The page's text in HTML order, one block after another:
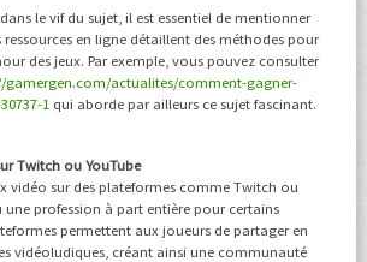
le vif du sujet, il est essentiel de mentionner
ressources en ligne détaillent des méthodes pour
des jeux. Par exemple, vous pouvez consulter
gamergen.com/actualites/comment-gagner-
1qui aborde par ailleurs ce sujet fascinant.
Twitch ou YouTube
vidéo sur des plateformes comme Twitch ou
une profession à part entière pour certains
permettent aux joueurs de partager en
vidéoludiques, créant ainsi une communauté